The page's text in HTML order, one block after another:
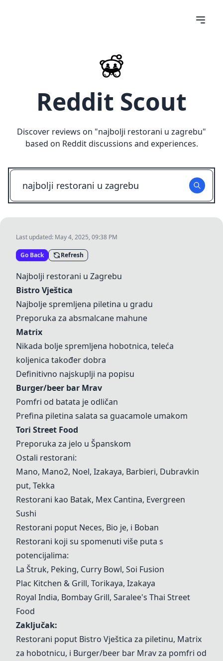
Reddit Scout
Discover reviews on "najbolji restorani u zagrebu"
based on Reddit discussions and experiences.
Last updated: May 4, 2025, 09:38 PM
Go Back Refresh
Najbolji restorani u Zagrebu
Bistro Vještica
Najbolje spremljena piletina u gradu
Preporuka za absmalcane mahune
Matrix
Nikada bolje spremljena hobotnica, teleća
koljenica također dobra
Definitivno najskuplji na popisu
Burger/beer bar Mrav
Pomfri od batata je odličan
Prefina piletina salata sa guacamole umakom
Tori Street Food
Preporuka za jelo u Španskom
Ostali restorani:
Mano, Mano2, Noel, Izakaya, Barbieri, Dubravkin
put, Tekka
Restorani kao Batak, Mex Cantina, Evergreen
Sushi
Restorani poput Neces, Bio je, i Boban
Restorani koji su spomenuti više puta s
potencijalima:
La Štruk, Peking, Curry Bowl, Soi Fusion
Plac Kitchen & Grill, Torikaya, Izakaya
Royal India, Bombay Grill, Saralee's Thai Street
Food
Zaključak:
Restorani poput Bistro Vještica za piletinu, Matrix
za hobotnicu, i Burger/beer bar Mravza pomfri od